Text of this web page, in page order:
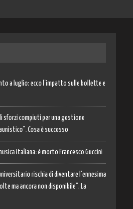
a luglio: ecco l’impatto sulle bollette e
sforzi compiuti per una gestione
Cosa è successo
italiana: è morto Francesco Guccini
rischia di diventare l’ennesima
ma ancora non disponibile”. La